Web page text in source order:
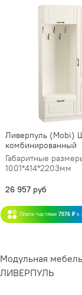
Ливерпуль (Mobi)
комбинированный
Габаритные
1001*414*2203мм
26 957 руб
Плати частями 7076 ₽ x
Модульная
ЛИВЕРПУЛЬ